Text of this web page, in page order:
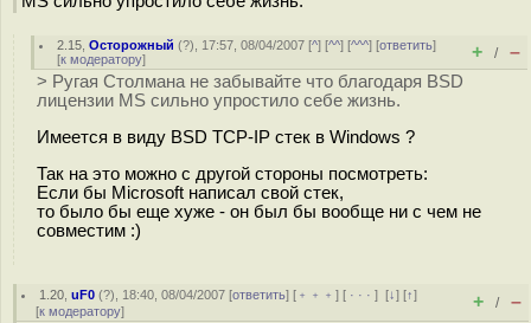
2.15 ,Осторожный (?), 17:57, 08/04/2007 [^] [^^] [^^^] [ответить]
[к модератору] + / –
> Ругая Столмана не забывайте что благодаря BSD
лицензии MS сильно упростило себе жизнь.
Имеется в виду BSD TCP-IP стек в Windows ?
Так на это можно с другой стороны посмотреть:
Если бы Microsoft написал свой стек,
то было бы еще хуже - он был бы вообще ни с чем не
совместим :)
1.20 ,uF0 (?), 18:40, 08/04/2007 [ответить] [ ﹢﹢﹢] [ · · ·][↓] [↑]
[к модератору] + / –